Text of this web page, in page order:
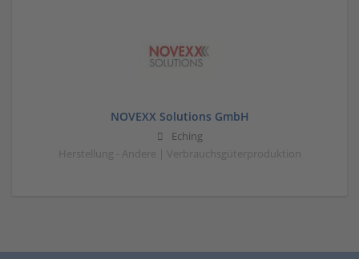
NOVEXX Solutions GmbH
Eching
Herstellung - Andere | Verbrauchsgüterproduktion